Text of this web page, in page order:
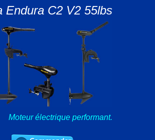
Endura C2 V2 55lbs
Moteur électrique performant.